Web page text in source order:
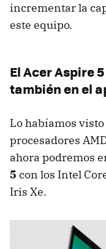
incrementar la
este equipo.
El Acer Aspire
también en el
Lo habíamos
procesadores
ahora podremos
5 con los Intel
Iris Xe.